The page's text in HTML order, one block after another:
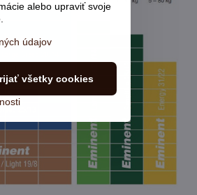
alebo upraviť svoje
údajov
všetky cookies